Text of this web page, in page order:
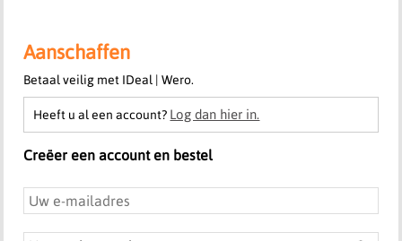
Aanschaffen
Betaal veilig met IDeal | Wero.
Heeft u al een account? Log dan hier in.
Creëer een account en bestel